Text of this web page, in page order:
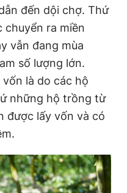
đến dội chợ. Thứ
chuyển ra miền
vẫn đang mùa
số lượng lớn.
là do các hộ
những hộ trồng từ
được lấy vốn và có